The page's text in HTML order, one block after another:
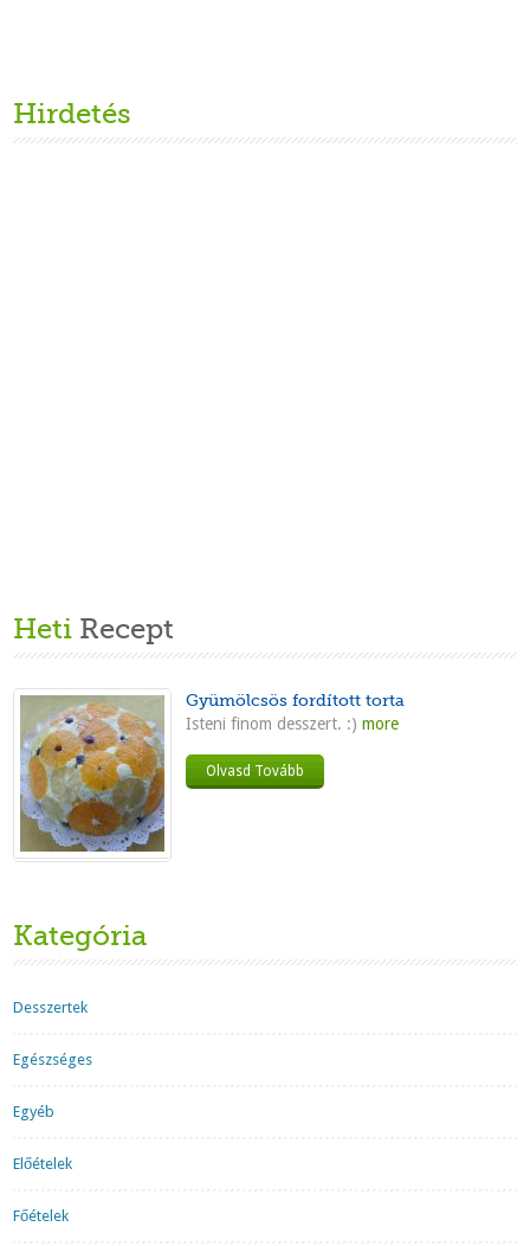
Hirdetés
Heti Recept
Gyümölcsös fordított torta
Isteni finom desszert. :) more
Olvasd Tovább
Kategória
Desszertek
Egészséges
Egyéb
Előételek
Főételek